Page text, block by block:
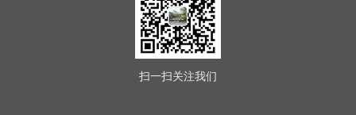
扫一扫关注我们